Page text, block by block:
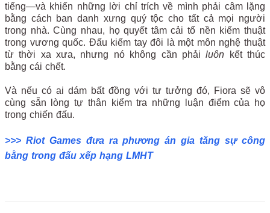
tiếng—và khiến những lời chỉ trích về mình phải câm lặng
bằng cách ban danh xưng quý tộc cho tất cả mọi người
trong nhà. Cùng nhau, họ quyết tâm cải tổ nền kiếm thuật
trong vương quốc. Đấu kiếm tay đôi là một môn nghệ thuật
từ thời xa xưa, nhưng nó không cần phảiluôn kết thúc
bằng cái chết.
Và nếu có ai dám bất đồng với tư tưởng đó, Fiora sẽ vô
cùng sẵn lòng tự thân kiểm tra những luận điểm của họ
trong chiến đấu.
>>> Riot Games đưa ra phương án gia tăng sự công
bằng trong đấu xếp hạng LMHT